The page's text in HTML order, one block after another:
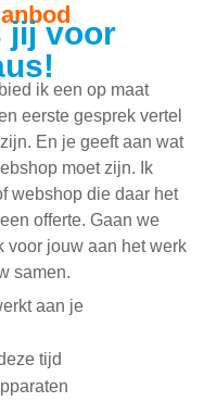
jij voor
ik een ​​op maat
eerste gesprek vertel
En je geeft aan wat
moet zijn. Ik
webshop die daar het
offerte. Gaan we
voor jouw aan het werk
samen.
aan je
tijd